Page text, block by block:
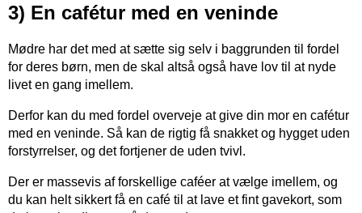
3) En cafétur med en veninde
Mødre har det med at sætte sig selv i baggrunden til fordel
for deres børn, men de skal altså også have lov til at nyde
livet en gang imellem.
Derfor kan du med fordel overveje at give din mor en cafétur
med en veninde. Så kan de rigtig få snakket og hygget uden
forstyrrelser, og det fortjener de uden tvivl.
Der er massevis af forskellige caféer at vælge imellem, og
du kan helt sikkert få en café til at lave et fint gavekort, som